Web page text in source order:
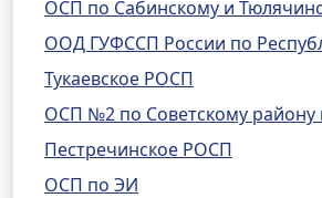
ОСП по Сабинскому и
ООД ГУФССП России по
Тукаевское РОСП
ОСП №2 по Советскому району
Пестречинское РОСП
ОСП по ЭИ